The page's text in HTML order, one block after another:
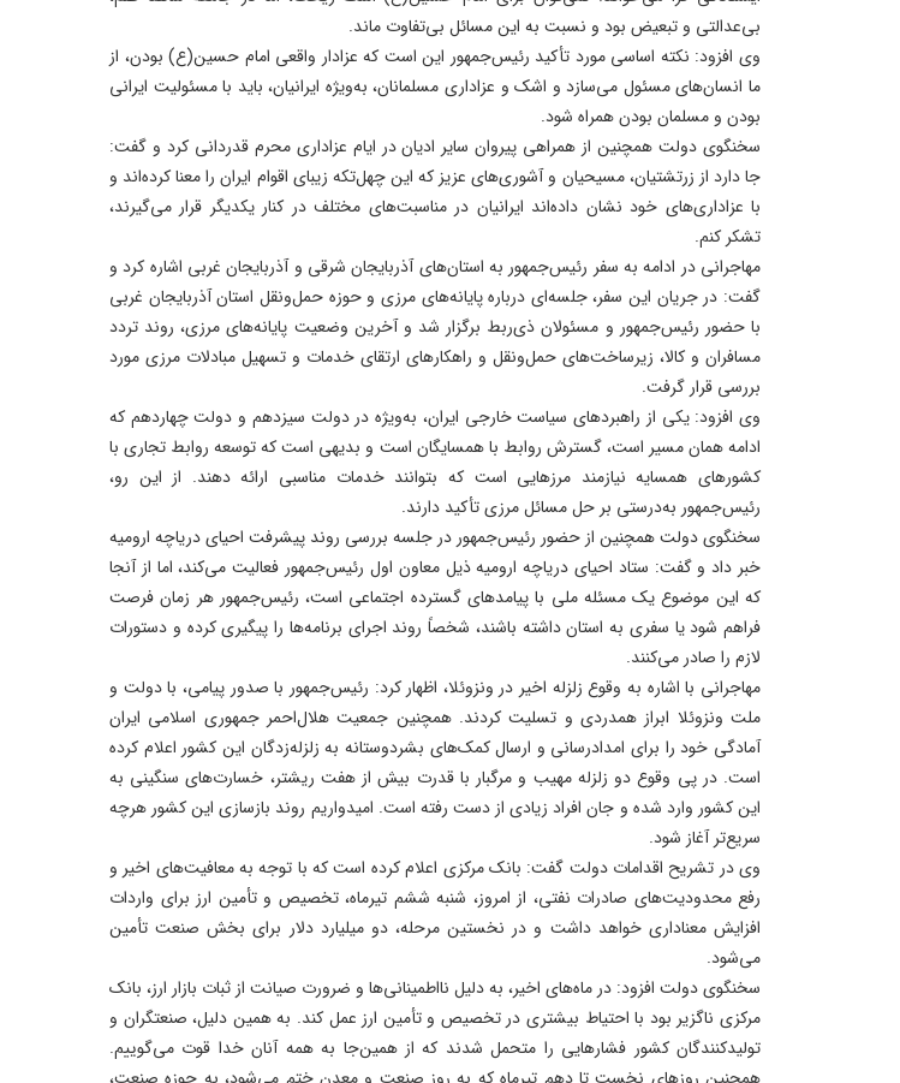
بی‌عدالتی و تبعیض بود و نسبت به این مسائل بی‌تفاوت ماند.
وی افزود: نکته اساسی مورد تأکید رئیس‌جمهور این است که عزادار واقعی امام حسین(ع) بودن، از
ما انسان‌های مسئول می‌سازد و اشک و عزاداری مسلمانان، به‌ویژه ایرانیان، باید با مسئولیت ایرانی
بودن و مسلمان بودن همراه شود.
سخنگوی دولت همچنین از همراهی پیروان سایر ادیان در ایام عزاداری محرم قدردانی کرد و گفت:
جا دارد از زرتشتیان، مسیحیان و آشوری‌های عزیز که این چهل‌تکه زیبای اقوام ایران را معنا کرده‌اند و
با عزاداری‌های خود نشان داده‌اند ایرانیان در مناسبت‌های مختلف در کنار یکدیگر قرار می‌گیرند،
تشکر کنم.
مهاجرانی در ادامه به سفر رئیس‌جمهور به استان‌های آذربایجان شرقی و آذربایجان غربی اشاره کرد و
گفت: در جریان این سفر، جلسه‌ای درباره پایانه‌های مرزی و حوزه حمل‌ونقل استان آذربایجان غربی
با حضور رئیس‌جمهور و مسئولان ذی‌ربط برگزار شد و آخرین وضعیت پایانه‌های مرزی، روند تردد
مسافران و کالا، زیرساخت‌های حمل‌ونقل و راهکارهای ارتقای خدمات و تسهیل مبادلات مرزی مورد
بررسی قرار گرفت.
وی افزود: یکی از راهبردهای سیاست خارجی ایران، به‌ویژه در دولت سیزدهم و دولت چهاردهم که
ادامه همان مسیر است، گسترش روابط با همسایگان است و بدیهی است که توسعه روابط تجاری با
کشورهای همسایه نیازمند مرزهایی است که بتوانند خدمات مناسبی ارائه دهند. از این رو،
رئیس‌جمهور به‌درستی بر حل مسائل مرزی تأکید دارند.
سخنگوی دولت همچنین از حضور رئیس‌جمهور در جلسه بررسی روند پیشرفت احیای دریاچه ارومیه
خبر داد و گفت: ستاد احیای دریاچه ارومیه ذیل معاون اول رئیس‌جمهور فعالیت می‌کند، اما از آنجا
که این موضوع یک مسئله ملی با پیامدهای گسترده اجتماعی است، رئیس‌جمهور هر زمان فرصت
فراهم شود یا سفری به استان داشته باشند، شخصاً روند اجرای برنامه‌ها را پیگیری کرده و دستورات
لازم را صادر می‌کنند.
مهاجرانی با اشاره به وقوع زلزله اخیر در ونزوئلا، اظهار کرد: رئیس‌جمهور با صدور پیامی، با دولت و
ملت ونزوئلا ابراز همدردی و تسلیت کردند. همچنین جمعیت هلال‌احمر جمهوری اسلامی ایران
آمادگی خود را برای امدادرسانی و ارسال کمک‌های بشردوستانه به زلزله‌زدگان این کشور اعلام کرده
است. در پی وقوع دو زلزله مهیب و مرگبار با قدرت بیش از هفت ریشتر، خسارت‌های سنگینی به
این کشور وارد شده و جان افراد زیادی از دست رفته است. امیدواریم روند بازسازی این کشور هرچه
سریع‌تر آغاز شود.
وی در تشریح اقدامات دولت گفت: بانک مرکزی اعلام کرده است که با توجه به معافیت‌های اخیر و
رفع محدودیت‌های صادرات نفتی، از امروز، شنبه ششم تیرماه، تخصیص و تأمین ارز برای واردات
افزایش معناداری خواهد داشت و در نخستین مرحله، دو میلیارد دلار برای بخش صنعت تأمین
می‌شود.
سخنگوی دولت افزود: در ماه‌های اخیر، به دلیل نااطمینانی‌ها و ضرورت صیانت از ثبات بازار ارز، بانک
مرکزی ناگزیر بود با احتیاط بیشتری در تخصیص و تأمین ارز عمل کند. به همین دلیل، صنعتگران و
تولیدکنندگان کشور فشارهایی را متحمل شدند که از همین‌جا به همه آنان خدا قوت می‌گوییم.